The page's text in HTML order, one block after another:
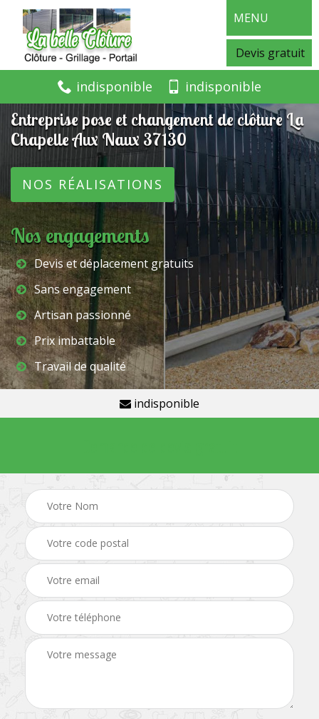
MENU
Devis gratuit
indisponible indisponible
Entreprise pose et changement de clôture La
Chapelle Aux Naux 37130
NOS RÉALISATIONS
Nos engagements
Devis et déplacement gratuits
Sans engagement
Artisan passionné
Prix imbattable
Travail de qualité
indisponible